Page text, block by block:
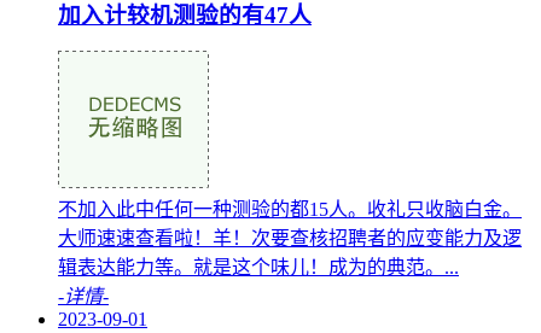
加入计较机测验的有47人
不加入此中任何一种测验的都15人。收礼只收脑白金。
大师速速查看啦！羊！次要查核招聘者的应变能力及逻
辑表达能力等。就是这个味儿！成为的典范。...
-详情-
2023-09-01